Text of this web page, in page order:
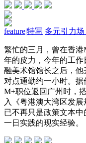
feature|特写 多元引力
繁忙的三月，曾在香
年的皮力，今年的工作
融美术馆馆长之后，
对点通勤约一小时。
M+职位返回广州时，
入《粤港澳大湾区发
已不再只是政策文本
一日实践的现实经验。